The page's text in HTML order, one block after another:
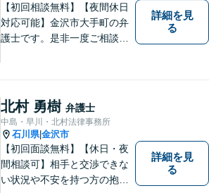
【初回相談無料】【夜間休日
対応可能】金沢市大手町の弁
護士です。是非一度ご相談く
詳細を見
る
北村 勇樹 弁護士
中島・早川・北村法律事務所
石川県|金沢市
【初回面談無料】【休日・夜
間相談可】相手と交渉できな
い状況や不安を持つ方の抱え
詳細を見
る